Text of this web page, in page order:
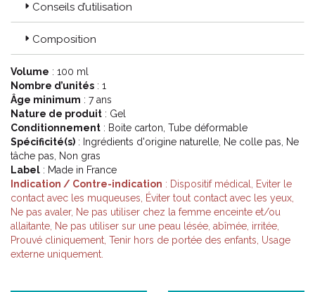
Conseils d’utilisation
Composition
Volume : 100 ml
Nombre d’unités : 1
Âge minimum : 7 ans
Nature de produit : Gel
Conditionnement : Boite carton, Tube déformable
Spécificité(s) : Ingrédients d'origine naturelle, Ne colle pas, Ne
tâche pas, Non gras
Label : Made in France
Indication / Contre-indication : Dispositif médical, Eviter le
contact avec les muqueuses, Éviter tout contact avec les yeux,
Ne pas avaler, Ne pas utiliser chez la femme enceinte et/ou
allaitante, Ne pas utiliser sur une peau lésée, abîmée, irritée,
Prouvé cliniquement, Tenir hors de portée des enfants, Usage
externe uniquement.